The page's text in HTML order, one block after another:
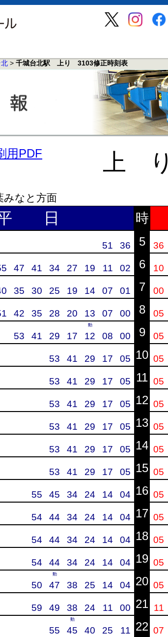
> 千城台北駅 上り 3103修正時刻表
用PDF 上 り
みなと方面
日 時
5
51 36 36
6
47 41 34 27 19 11 02 10
7
35 30 25 19 14 07 01 00
8
42 35 28 20 13 07 00 05
動
9
53 41 29 17 12 08 00 05
10
53 41 29 17 05 05
11
53 41 29 17 05 05
12
53 41 29 17 05 05
13
53 41 29 17 05 05
14
53 41 29 17 05 05
15
53 41 29 17 05 05
16
55 45 34 24 14 04 05
17
54 44 34 24 14 04 05
18
54 44 34 24 14 04 05
19
54 44 34 24 14 04 05
動
20
50 47 38 25 14 04 05
21
59 49 38 24 11 00 11
動
22
55 45 40 25 11 07